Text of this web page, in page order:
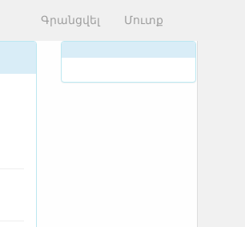
Գրանցվել Մուտք